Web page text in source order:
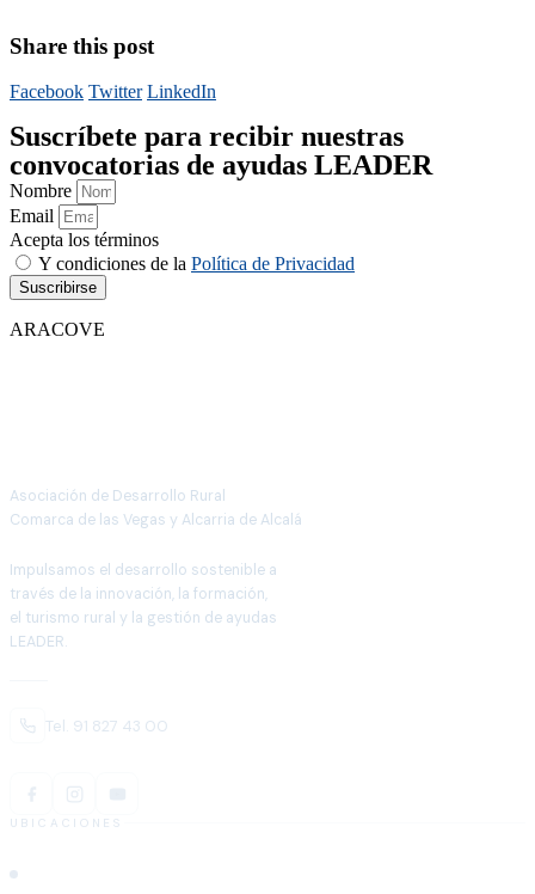
Share this post
Facebook Twitter LinkedIn
Suscríbete para recibir nuestras
convocatorias de ayudas LEADER
Nombre
Email
Acepta los términos
Y condiciones de la Política de Privacidad
Suscribirse
ARACOVE
Asociación de Desarrollo Rural
Comarca de las Vegas y Alcarria de Alcalá
Impulsamos el desarrollo sostenible a
través de la innovación, la formación,
el turismo rural y la gestión de ayudas
LEADER.
Tel. 91 827 43 00
UBICACIONES